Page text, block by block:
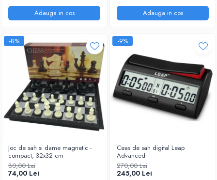
Adauga in cos Adauga in cos
-8%
Joc de sah si dame magnetic -
compact, 32x32 cm
80,00 Lei
74,00 Lei
-9%
Ceas de sah digital Leap
Advanced
270,00 Lei
245,00 Lei